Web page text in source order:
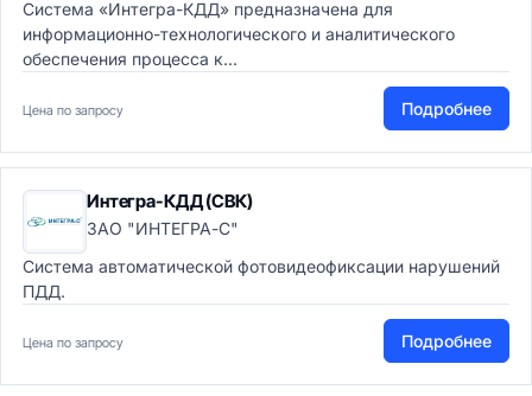
Система «Интегра-КДД» предназначена для
информационно-технологического и аналитического
обеспечения процесса к...
Цена по запросу Подробнее
Интегра-КДД (СВК)
ЗАО "ИНТЕГРА-С"
Система автоматической фотовидеофиксации нарушений
ПДД.
Цена по запросу Подробнее